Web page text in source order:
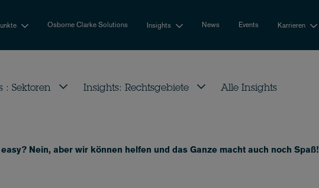
Osborne Clarke Solutions Insights News Events Karrieren
: Sektoren Insights: Rechtsgebiete Alle Insights
Nein, aber wir können helfen und das Ganze macht auch noch Spaß!